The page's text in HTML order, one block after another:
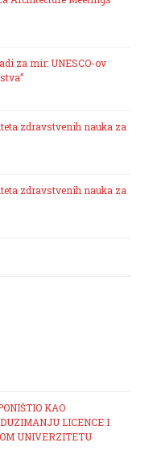
za mir: UNESCO-ov
zdravstvenih nauka za
zdravstvenih nauka za
KAO
LICENCE I
UNIVERZITETU